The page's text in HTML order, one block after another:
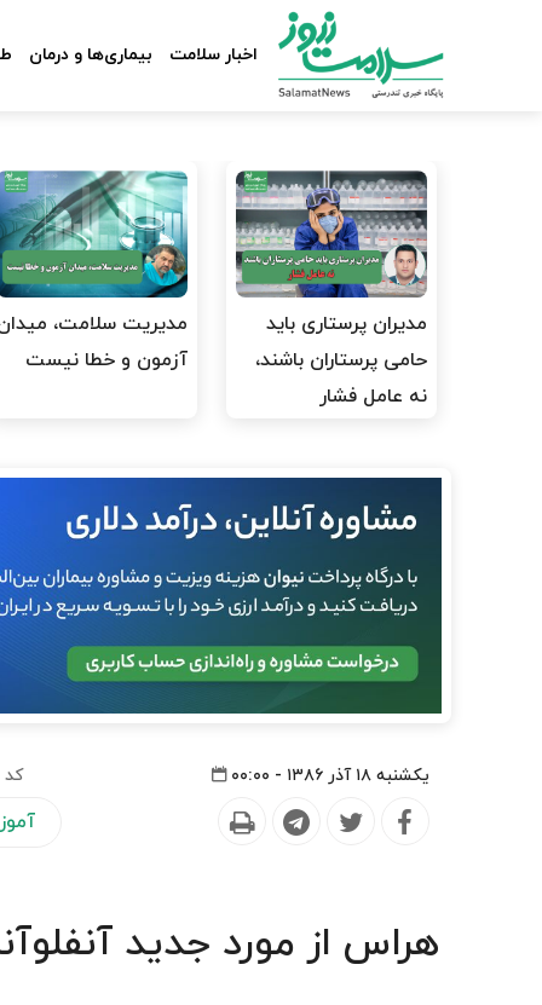
اخبار سلامت بیماری‌ها و درمان
مدیران پرستاری باید
حامی پرستاران باشند،
نه عامل فشار
مدیریت سلامت،
آزمون و خطا نیست
یکشنبه ۱۸ آذر ۱۳۸۶ - ۰۰:۰۰
هراس از مورد جدید